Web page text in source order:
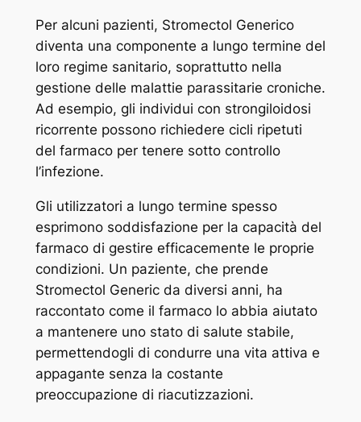
Per alcuni pazienti, Stromectol Generico
diventa una componente a lungo termine del
loro regime sanitario, soprattutto nella
gestione delle malattie parassitarie croniche.
Ad esempio, gli individui con strongiloidosi
ricorrente possono richiedere cicli ripetuti
del farmaco per tenere sotto controllo
l’infezione.
Gli utilizzatori a lungo termine spesso
esprimono soddisfazione per la capacità del
farmaco di gestire efficacemente le proprie
condizioni. Un paziente, che prende
Stromectol Generic da diversi anni, ha
raccontato come il farmaco lo abbia aiutato
a mantenere uno stato di salute stabile,
permettendogli di condurre una vita attiva e
appagante senza la costante
preoccupazione di riacutizzazioni.